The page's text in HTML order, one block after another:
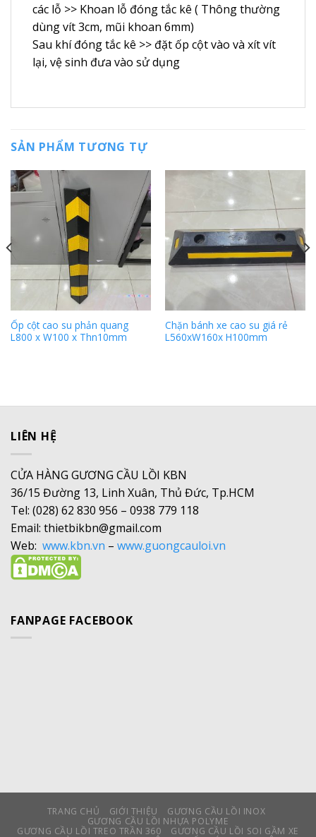
các lỗ >> Khoan lỗ đóng tắc kê ( Thông thường
dùng vít 3cm, mũi khoan 6mm)
Sau khí đóng tắc kê >> đặt ốp cột vào và xít vít
lại, vệ sinh đưa vào sử dụng
SẢN PHẨM TƯƠNG TỰ
Ốp cột cao su phản quang
L800 x W100 x Thn10mm
Chặn bánh xe cao su giá rẻ
L560xW160x H100mm
LIÊN HỆ
CỬA HÀNG GƯƠNG CẦU LỒI KBN
36/15 Đường 13, Linh Xuân, Thủ Đức, Tp.HCM
Tel: (028) 62 830 956 – 0938 779 118
Email: thietbikbn@gmail.com
Web: www.kbn.vn – www.guongcauloi.vn
FANPAGE FACEBOOK
TRANG CHỦ GIỚI THIỆU
GƯƠNG CẦU LỒI INOX
GƯƠNG CẦU LỒI NHỰA POLYME
GƯƠNG CẦU LỒI TREO TRẦN 360
GƯƠNG CẦU LỒI SOI GẦM XE